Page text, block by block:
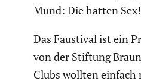
Mund: Die hatten Sex!
Das Faustival ist ein
von der Stiftung
Clubs wollten einfach